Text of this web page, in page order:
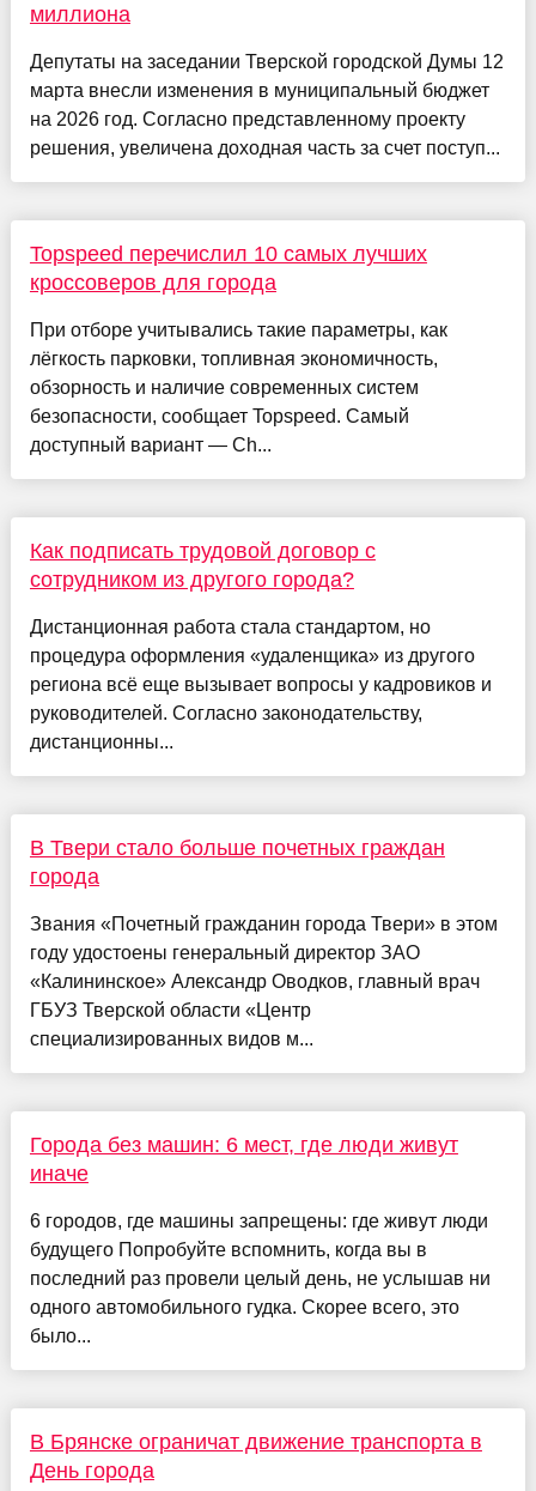
миллиона
Депутаты на заседании Тверской городской Думы 12
марта внесли изменения в муниципальный бюджет
на 2026 год. Согласно представленному проекту
решения, увеличена доходная часть за счет поступ...
Topspeed перечислил 10 самых лучших
кроссоверов для города
При отборе учитывались такие параметры, как
лёгкость парковки, топливная экономичность,
обзорность и наличие современных систем
безопасности, сообщает Topspeed. Самый
доступный вариант — Ch...
Как подписать трудовой договор с
сотрудником из другого города?
Дистанционная работа стала стандартом, но
процедура оформления «удаленщика» из другого
региона всё еще вызывает вопросы у кадровиков и
руководителей. Согласно законодательству,
дистанционны...
В Твери стало больше почетных граждан
города
Звания «Почетный гражданин города Твери» в этом
году удостоены генеральный директор ЗАО
«Калининское» Александр Оводков, главный врач
ГБУЗ Тверской области «Центр
специализированных видов м...
Города без машин: 6 мест, где люди живут
иначе
6 городов, где машины запрещены: где живут люди
будущего Попробуйте вспомнить, когда вы в
последний раз провели целый день, не услышав ни
одного автомобильного гудка. Скорее всего, это
было...
В Брянске ограничат движение транспорта в
День города